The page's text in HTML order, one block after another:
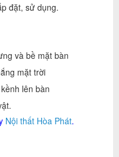
đặt, sử dụng.
và bề mặt bàn
mặt trời
lên bàn
Nội thất Hòa Phát.